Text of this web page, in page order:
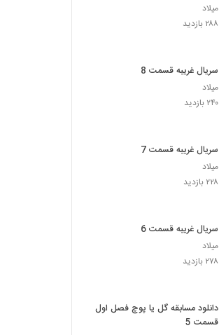
میلاد
۲۸۸ بازدید
سریال غریبه قسمت 8
میلاد
۲۴۰ بازدید
سریال غریبه قسمت 7
میلاد
۲۲۸ بازدید
سریال غریبه قسمت 6
میلاد
۲۷۸ بازدید
دانلود مسابقه گل یا پوچ فصل اول
قسمت 5